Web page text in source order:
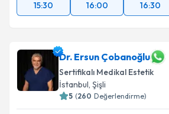
15:30 16:00 16:30
Dr. Ersun Çobanoğlu
Sertifikalı Medikal Estetik
İstanbul, Şişli
5 (260 Değerlendirme)